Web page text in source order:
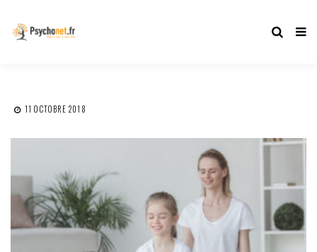
11 OCTOBRE 2018